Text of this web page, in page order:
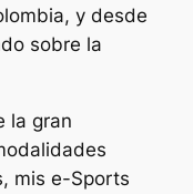
y desde
sobre la
la gran
mis e-Sports